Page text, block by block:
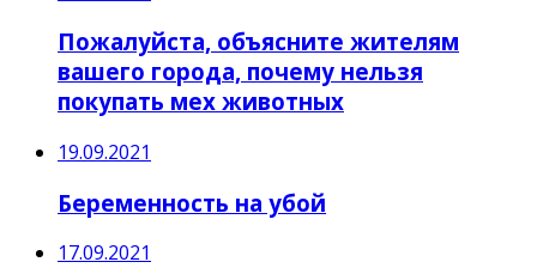
Пожалуйста, объясните жителям
вашего города, почему нельзя
покупать мех животных
19.09.2021
Беременность на убой
17.09.2021